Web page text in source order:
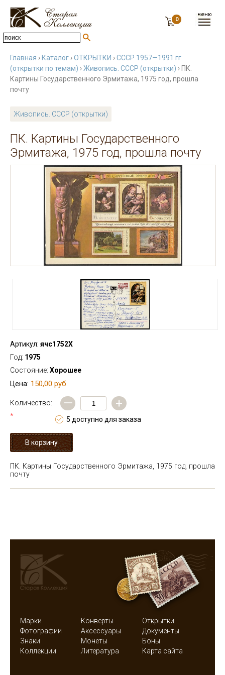
0
Главная › Каталог ›ОТКРЫТКИ ›СССР 1957—1991 гг.
(открытки по темам) ›Живопись. СССР (открытки) › ПК.
Картины Государственного Эрмитажа, 1975 год, прошла
почту
Живопись. СССР (открытки)
ПК. Картины Государственного
Эрмитажа, 1975 год, прошла почту
Артикул: ячс1752Х
Год: 1975
Состояние: Хорошее
Цена: 150,00 руб.
Количество:
*
— +
5 доступно для заказа
ПК. Картины Государственного Эрмитажа, 1975 год, прошла
почту
Марки Конверты
Открытки
Фотографии
Аксессуары
Документы
Знаки
Монеты
Боны
Коллекции
Литература Карта сайта